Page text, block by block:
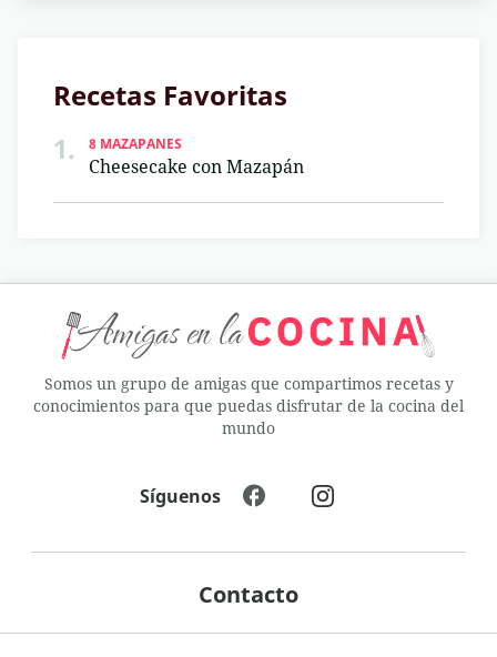
Recetas Favoritas
1.
8 MAZAPANES
Cheesecake con Mazapán
Somos un grupo de amigas que compartimos recetas y
conocimientos para que puedas disfrutar de la cocina del
mundo
Contacto
Síguenos